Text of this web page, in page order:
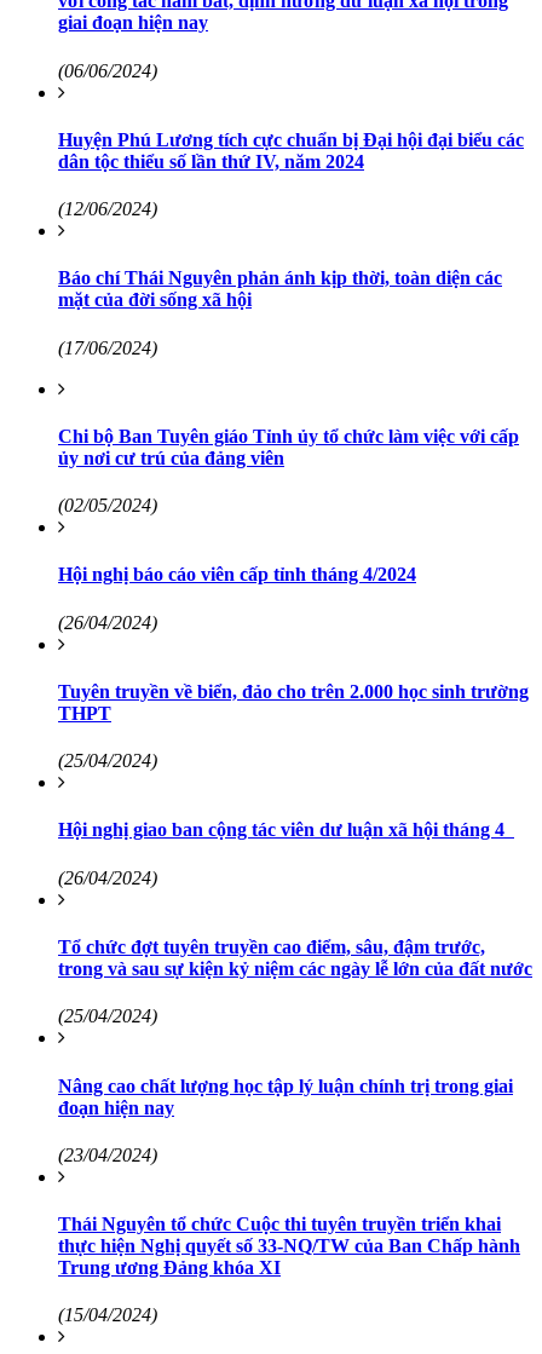
giai đoạn hiện nay
(06/06/2024)
Huyện Phú Lương tích cực chuẩn bị Đại hội đại biểu các
dân tộc thiểu số lần thứ IV, năm 2024
(12/06/2024)
Báo chí Thái Nguyên phản ánh kịp thời, toàn diện các
mặt của đời sống xã hội
(17/06/2024)
Chi bộ Ban Tuyên giáo Tỉnh ủy tổ chức làm việc với cấp
ủy nơi cư trú của đảng viên
(02/05/2024)
Hội nghị báo cáo viên cấp tỉnh tháng 4/2024
(26/04/2024)
Tuyên truyền về biển, đảo cho trên 2.000 học sinh trường
THPT
(25/04/2024)
Hội nghị giao ban cộng tác viên dư luận xã hội tháng 4
(26/04/2024)
Tổ chức đợt tuyên truyền cao điểm, sâu, đậm trước,
trong và sau sự kiện kỷ niệm các ngày lễ lớn của đất nước
(25/04/2024)
Nâng cao chất lượng học tập lý luận chính trị trong giai
đoạn hiện nay
(23/04/2024)
Thái Nguyên tổ chức Cuộc thi tuyên truyền triển khai
thực hiện Nghị quyết số 33-NQ/TW của Ban Chấp hành
Trung ương Đảng khóa XI
(15/04/2024)